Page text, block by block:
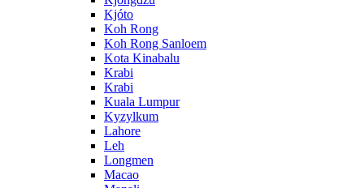
Kjóto
Koh Rong
Koh Rong Sanloem
Kota Kinabalu
Krabi
Krabi
Kuala Lumpur
Kyzylkum
Lahore
Leh
Longmen
Macao